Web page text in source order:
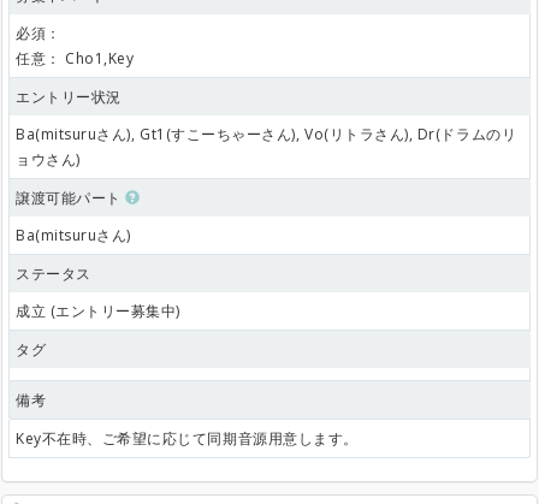
必須：
任意： Cho1,Key
エントリー状況
Ba(mitsuruさん), Gt1(すこーちゃーさん), Vo(リトラさん), Dr(ドラムのリ
ョウさん)
譲渡可能パート
Ba(mitsuruさん)
ステータス
成立 (エントリー募集中)
タグ
備考
Key不在時、ご希望に応じて同期音源用意します。